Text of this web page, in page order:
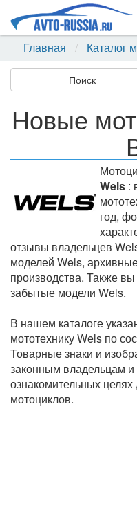
Главная
Каталог
Поиск
Новые
Wels :
год,
отзывы владельцев
моделей Wels,
производства. Также
забытые модели Wels.
В нашем каталоге
мототехнику Wels по
Товарные знаки и
законным владельцам и
ознакомительных
мотоциклов.